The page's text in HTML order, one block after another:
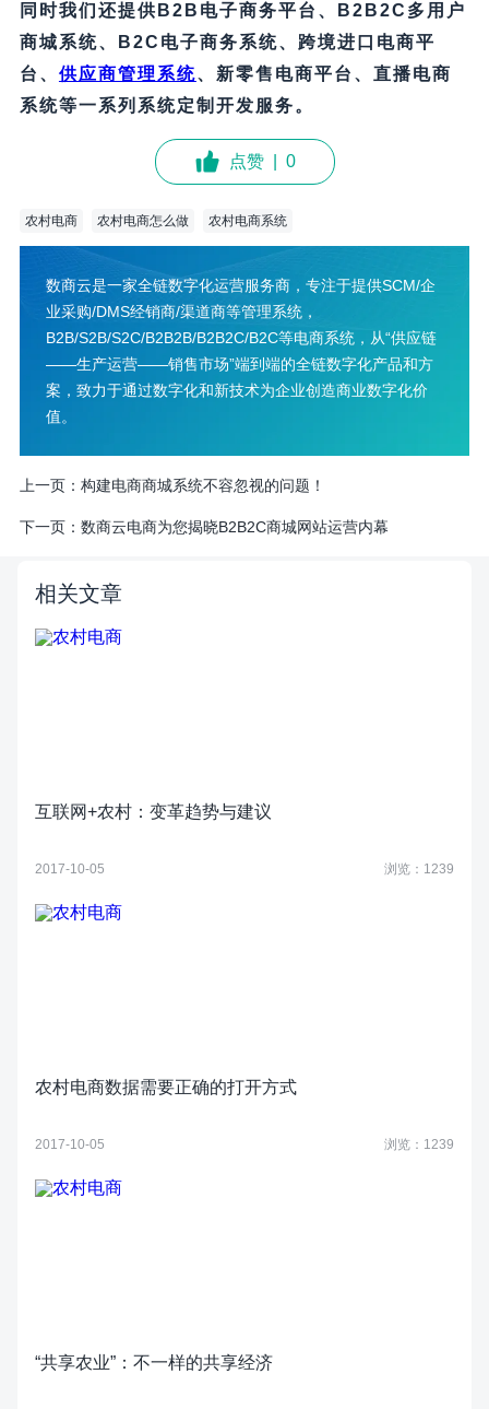
同时我们还提供B2B电子商务平台、B2B2C多用户
商城系统、B2C电子商务系统、跨境进口电商平
台、 供应商管理系统、新零售电商平台、直播电商
系统等一系列系统定制开发服务。
点赞 0
农村电商 农村电商怎么做 农村电商系统
数商云是一家全链数字化运营服务商，专注于提供SCM/企
业采购/DMS经销商/渠道商等管理系统，
B2B/S2B/S2C/B2B2B/B2B2C/B2C等电商系统，从“供应链
——生产运营——销售市场”端到端的全链数字化产品和方
案，致力于通过数字化和新技术为企业创造商业数字化价
值。
上一页： 构建电商商城系统不容忽视的问题！
下一页： 数商云电商为您揭晓B2B2C商城网站运营内幕
相关文章
互联网+农村：变革趋势与建议
2017-10-05 浏览：1239
农村电商数据需要正确的打开方式
2017-10-05 浏览：1239
“共享农业”：不一样的共享经济